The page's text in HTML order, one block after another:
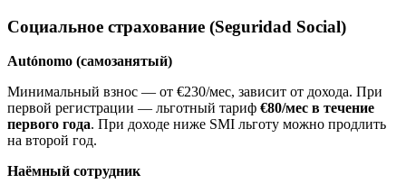
Социальное страхование (Seguridad Social)
Autónomo (самозанятый)
Минимальный взнос — от €230/мес, зависит от дохода. При
первой регистрации — льготный тариф €80/мес в течение
первого года. При доходе ниже SMI льготу можно продлить
на второй год.
Наёмный сотрудник